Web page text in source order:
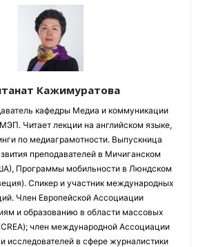
Кажимуратова
кафедры Медиа и коммуникации
Читает лекции на английском языке,
по медиаграмотности. Выпускница
преподавателей в Мичиганском
Программы мобильности в Люндском
Спикер и участник международных
Член Европейской Ассоциации
и образованию в области массовых
член международной Ассоциации
исследователей в сфере журналистики